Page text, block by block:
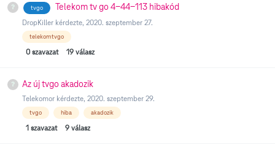
tvgo Telekom tv go 4-44-113 hibakód
DropKiller kérdezte, 2020. szeptember 27.
telekomtvgo
0 szavazat 19 válasz
Az új tvgo akadozik
Telekomor kérdezte, 2020. szeptember 29.
tvgo hiba akadozik
1 szavazat 9 válasz